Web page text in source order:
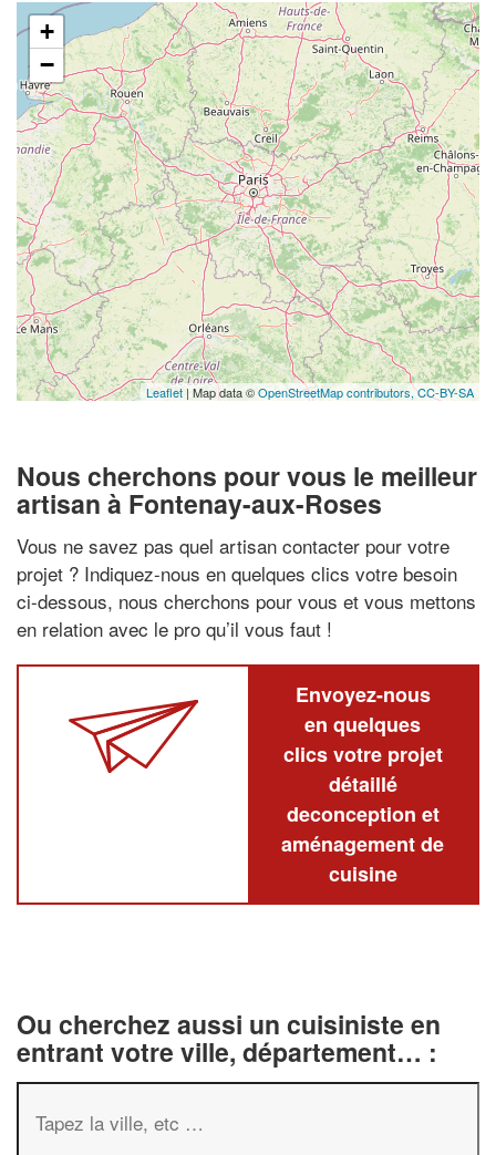
+
−
Leaflet | Map data ©OpenStreetMap contributors,CC-BY-SA
Nous cherchons pour vous le meilleur
artisan à Fontenay-aux-Roses
Vous ne savez pas quel artisan contacter pour votre
projet ? Indiquez-nous en quelques clics votre besoin
ci-dessous, nous cherchons pour vous et vous mettons
en relation avec le pro qu’il vous faut !
Envoyez-nous
en quelques
clics votre projet
détaillé
deconception et
aménagement de
cuisine
Ou cherchez aussi un cuisiniste en
entrant votre ville, département… :